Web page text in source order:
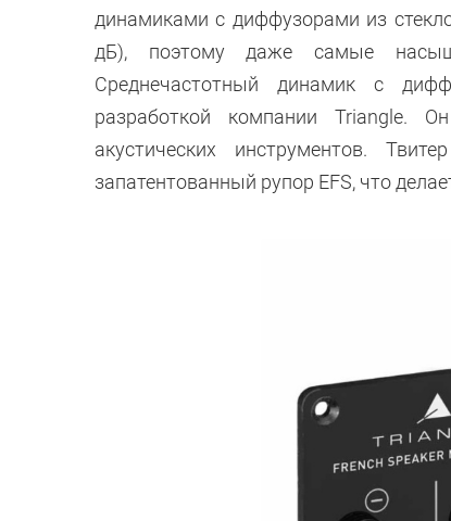
динамиками с диффузорами из
дБ), поэтому даже самые
Среднечастотный динамик с
разработкой компании Triangle.
акустических инструментов.
запатентованный рупор EFS, что